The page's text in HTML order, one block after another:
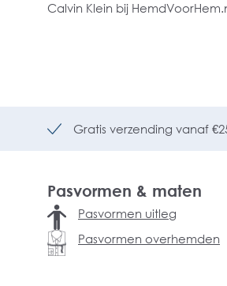
Calvin Klein bij
Gratis verzending vanaf
Pasvormen & maten
Pasvormen uitleg
Pasvormen overhemden